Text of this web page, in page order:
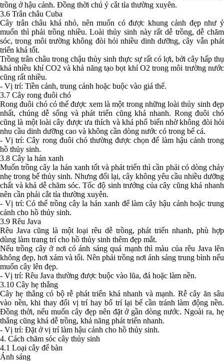
trồng ở hậu cảnh. Đồng thời chú ý cắt tỉa thường xuyên.
3.6 Trân châu Cuba
Cây trân châu khá nhỏ, nên muốn có được khung cảnh đẹp như ý
muốn thì phải trồng nhiều. Loài thủy sinh này rất dễ trồng, dễ chăm
sóc, trong môi trường không đòi hỏi nhiều dinh dưỡng, cây vẫn phát
triển khá tốt.
Trồng trân châu trong chậu thủy sinh thực sự rất có lợi, bởi cây hấp thụ
khá nhiều khí CO2 và khả năng tạo bọt khí O2 trong môi trường nước
cũng rất nhiều.
- Vị trí: Tiền cảnh, trung cảnh hoặc buộc vào giá thể.
3.7 Cây rong đuôi chó
Rong đuôi chó có thể được xem là một trong những loài thủy sinh đẹp
nhất, chúng dễ sống và phát triển cũng khá nhanh. Rong đuôi chó
cũng là một loài cây được ưa thích và khá phổ biến nhờ không đòi hỏi
nhu cầu dinh dưỡng cao và không cần dòng nước có trong bể cá.
- Vị trí: Cây rong đuôi chó thường được chọn để làm hậu cảnh trong
hồ thủy sinh.
3.8 Cây la hán xanh
Muốn trồng cây la hán xanh tốt và phát triển thì cần phải có dòng chảy
nhẹ trong bể thủy sinh. Nhưng đổi lại, cây không yêu cầu nhiều dưỡng
chất và khá dễ chăm sóc. Tốc độ sinh trưởng của cây cũng khá nhanh
nên cần phải cắt tỉa thường xuyên.
- Vị trí: Có thể trồng cây la hán xanh để làm cây hậu cảnh hoặc trung
cảnh cho hồ thủy sinh.
3.9 Rêu Java
Rêu Java cũng là một loại rêu dễ trồng, phát triển nhanh, phù hợp
dùng làm trang trí cho hồ thủy sinh thêm đẹp mắt.
Nếu trồng cây ở nơi có ánh sáng quá mạnh thì màu của rêu Java lên
không đẹp, hơi xám và tối. Nên phải trồng nơi ánh sáng trung bình nếu
muốn cây lên đẹp.
- Vị trí: Rêu Java thường được buộc vào lũa, đá hoặc làm nền.
3.10 Cây hẹ thẳng
Cây hẹ thẳng có bộ rễ phát triển khá nhanh và mạnh. Rễ cây ăn sâu
vào nền, khi thay đổi vị trí hay bố trí lại bể cần tránh làm động nền.
Đồng thời, nếu muốn cây đẹp nên đặt ở gần dòng nước. Ngoài ra, hẹ
thẳng cũng khá dễ trồng, khả năng phát triển nhanh.
- Vị trí: Đặt ở vị trí làm hậu cảnh cho hồ thủy sinh.
4. Cách chăm sóc cây thủy sinh
4.1 Loại cây để bàn
Ánh sáng